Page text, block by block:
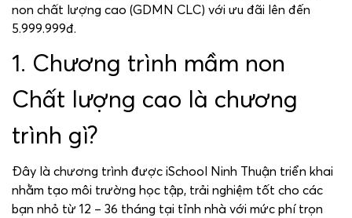
non chất lượng cao (GDMN CLC) với ưu đãi lên đến
5.999.999đ.
1. Chương trình mầm non
Chất lượng cao là chương
trình gì?
Đây là chương trình được iSchool Ninh Thuận triển khai
nhằm tạo môi trường học tập, trải nghiệm tốt cho các
bạn nhỏ từ 12 – 36 tháng tại tỉnh nhà với mức phí trọn